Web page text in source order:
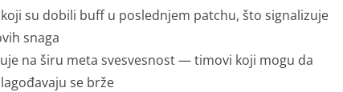
su dobili buff u poslednjem patchu, što signalizuje
snaga
na širu meta svesvesnost — timovi koji mogu da
se brže